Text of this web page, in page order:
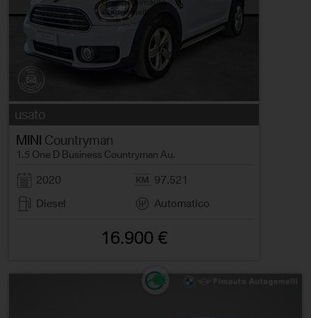
usato
MINI Countryman
1.5 One D Business Countryman Au.
2020
97.521
Diesel
Automatico
16.900 €